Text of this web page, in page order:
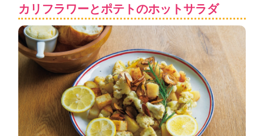
カリフラワーとポテトのホットサラダ